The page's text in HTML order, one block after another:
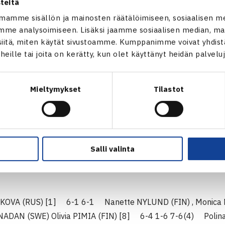
sisällön ja mainosten räätälöimiseen, sosiaalisen
analysoimiseen. Lisäksi jaamme sosiaalisen median,
miten käytät sivustoamme. Kumppanimme voivat
tai joita on kerätty, kun olet käyttänyt heidän
Mieltymykset Tilastot
Salli valinta
(GBR) [4] 3-6 7-5 6-2 Patrick KAUKOVALTA (FIN)
(FIN) , Mikus LOSBERGS (LAT) [5] 6-1 6-0 Leo
6-0 6-2 Ville-Petteri AHTI (FIN) , Pyry HYRKKONEN
, Mika KOSONEN (FIN) 6-1 6-3 JONAS STROPUS
JONES (GBR) , Panu VIRTANEN (FIN) [2] 6-2 6-0
(RUS) [1] 6-1 6-1 Nanette NYLUND (FIN) ,
(SWE) Olivia PIMIA (FIN) [8] 6-4 1-6 7-6(4) Polina